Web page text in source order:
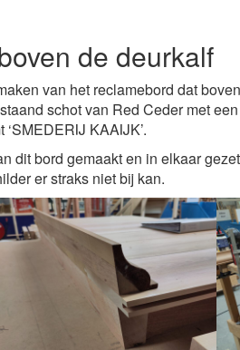
de deurkalf
van het reclamebord dat
schot van Red Ceder met
KAAIJK’.
dit bord gemaakt en in elkaar
er straks niet bij kan.